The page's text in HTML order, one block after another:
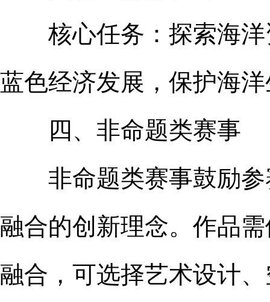
核心任务：探索海洋
蓝色经济发展，保护海
四、非命题类赛事
非命题类赛事鼓励参
融合的创新理念。作品
融合，可选择艺术设计